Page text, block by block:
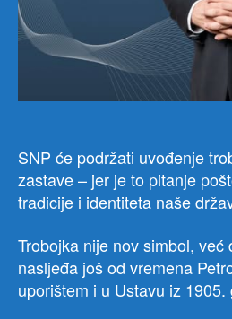
SNP će podržati uvođenje
zastave – jer je to pitanje
tradicije i identiteta naše
Trobojka nije nov simbol, već
nasljeđa još od vremena
uporištem i u Ustavu iz 1905.